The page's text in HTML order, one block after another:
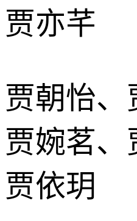
贾亦芊
贾朝怡、
贾婉茗、
贾依玥